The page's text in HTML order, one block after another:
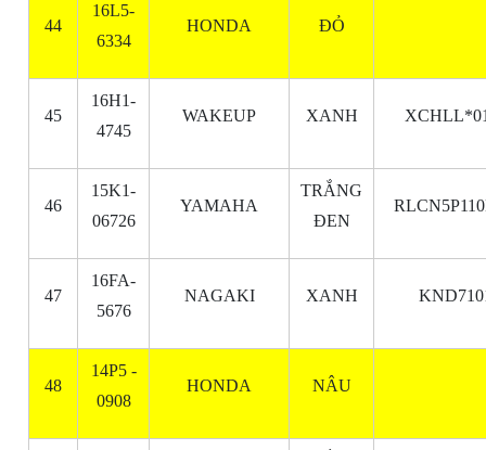
44
16L5-
6334
HONDA ĐỎ
45
16H1-
4745
WAKEUP XANH
46
15K1-
06726
YAMAHA
TRẮNG
ĐEN
47
16FA-
5676
NAGAKI XANH
48
14P5 -
0908
HONDA NÂU